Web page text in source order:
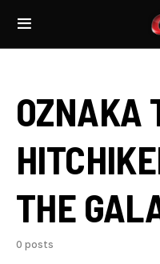
OZNAKA
THE
0 posts